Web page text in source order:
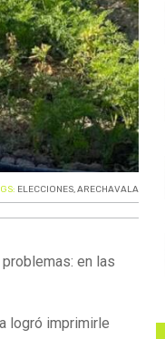
ELECCIONES,ARECHAVALA
en las
logró imprimirle